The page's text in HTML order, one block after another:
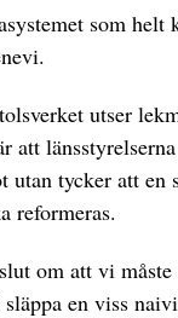
som helt
utser
att
tycker att en
reformeras.
om att vi
en viss